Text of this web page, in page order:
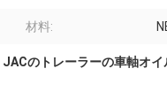
材料:
JACのトレーラーの車軸オイ